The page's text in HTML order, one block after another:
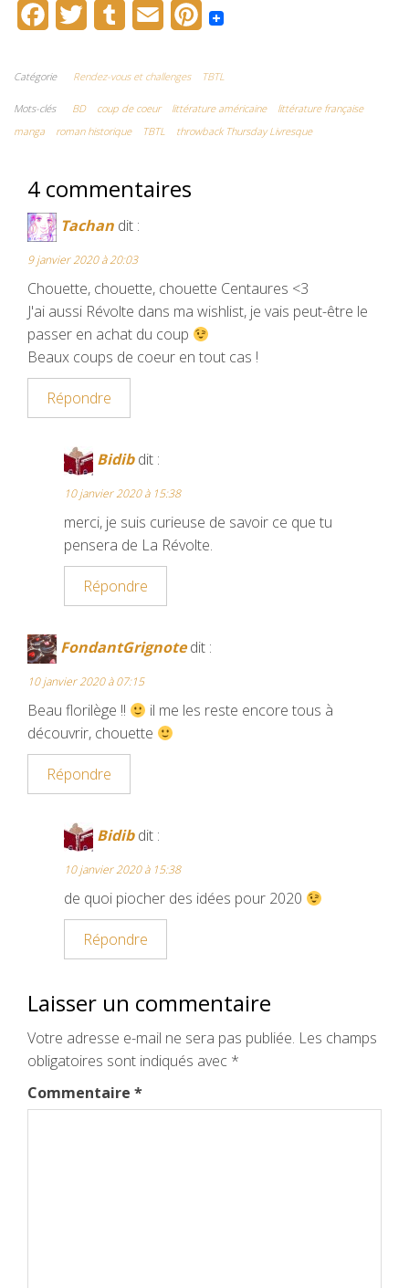
c
e
o
k
i
t
r
m
b
l
a
l
P
n
t
e
Catégorie Rendez-vous et challenges TBTL
Mots-clés BD coup de coeur littérature américaine
littérature française
manga
roman historique TBTL throwback Thursday Livresque
4 commentaires
Tachan dit :
9 janvier 2020 à 20:03
Chouette, chouette, chouette Centaures <3
J'ai aussi Révolte dans ma wishlist, je vais peut-être le
passer en achat du coup
Beaux coups de coeur en tout cas !
Répondre
Bidib dit :
10 janvier 2020 à 15:38
merci, je suis curieuse de savoir ce que tu
pensera de La Révolte.
Répondre
FondantGrignote dit :
10 janvier 2020 à 07:15
Beau florilège !!
il me les reste encore tous à
découvrir, chouette
Répondre
Bidib dit :
10 janvier 2020 à 15:38
de quoi piocher des idées pour 2020
Répondre
Laisser un commentaire
Votre adresse e-mail ne sera pas publiée. Les champs
obligatoires sont indiqués avec *
Commentaire *